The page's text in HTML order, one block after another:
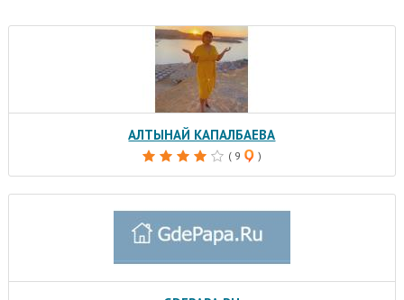
АЛТЫНАЙ КАПАЛБАЕВА
( 9 )